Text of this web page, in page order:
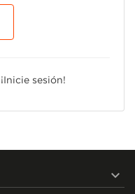
¡Inicie sesión!
